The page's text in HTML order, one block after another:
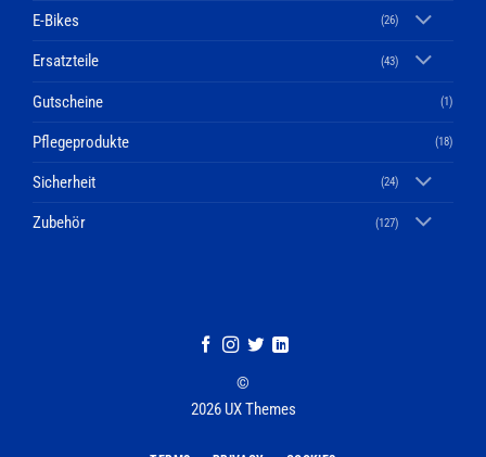
E-Bikes (26)
Ersatzteile (43)
Gutscheine (1)
Pflegeprodukte (18)
Sicherheit (24)
Zubehör (127)
©
2026 UX Themes